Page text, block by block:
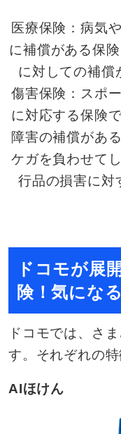
医療保険：病気
に補償がある保
に対しての補償
傷害保険：スポ
に対応する保険
障害の補償があ
ケガを負わせて
行品の損害に対
ドコモが展
険！気にな
ドコモでは、さ
す。それぞれの
AIほけん